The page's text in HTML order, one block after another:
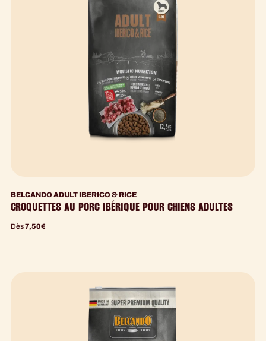
BELCANDO ADULT IBERICO & RICE
CROQUETTES AU PORC IBÉRIQUE POUR CHIENS ADULTES
Dès7,50€